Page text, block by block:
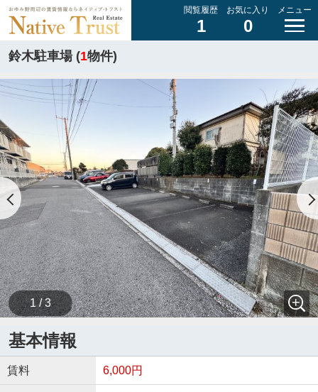
閲覧履歴
1
お気に入り
0
メニュー
鈴木駐車場 (1物件)
1 / 3
基本情報
賃料 6,000円